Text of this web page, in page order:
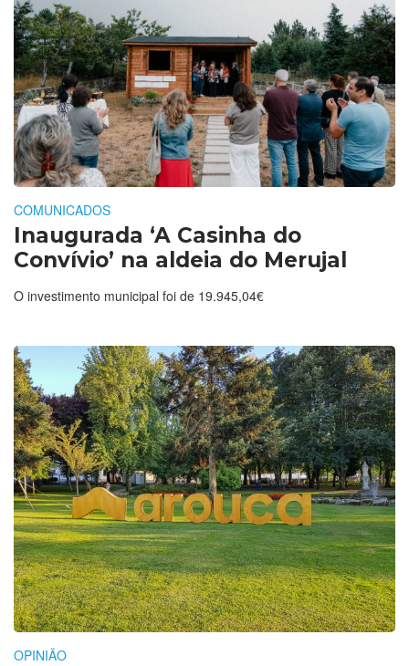
COMUNICADOS
Inaugurada ‘A Casinha do
Convívio’ na aldeia do Merujal
O investimento municipal foi de 19.945,04€
OPINIÃO